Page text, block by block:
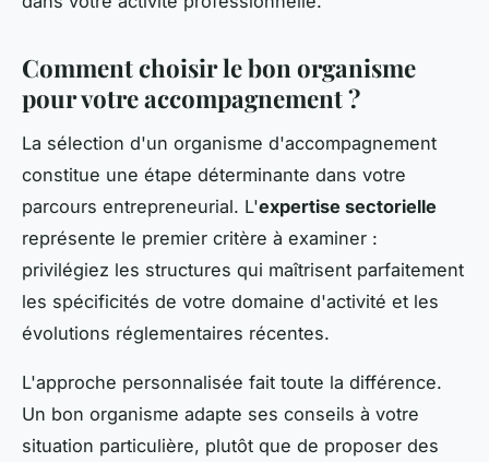
Comment choisir le bon organisme
pour votre accompagnement ?
La sélection d'un organisme d'accompagnement
constitue une étape déterminante dans votre
parcours entrepreneurial. L'expertise sectorielle
représente le premier critère à examiner :
privilégiez les structures qui maîtrisent parfaitement
les spécificités de votre domaine d'activité et les
évolutions réglementaires récentes.
L'approche personnalisée fait toute la différence.
Un bon organisme adapte ses conseils à votre
situation particulière, plutôt que de proposer des